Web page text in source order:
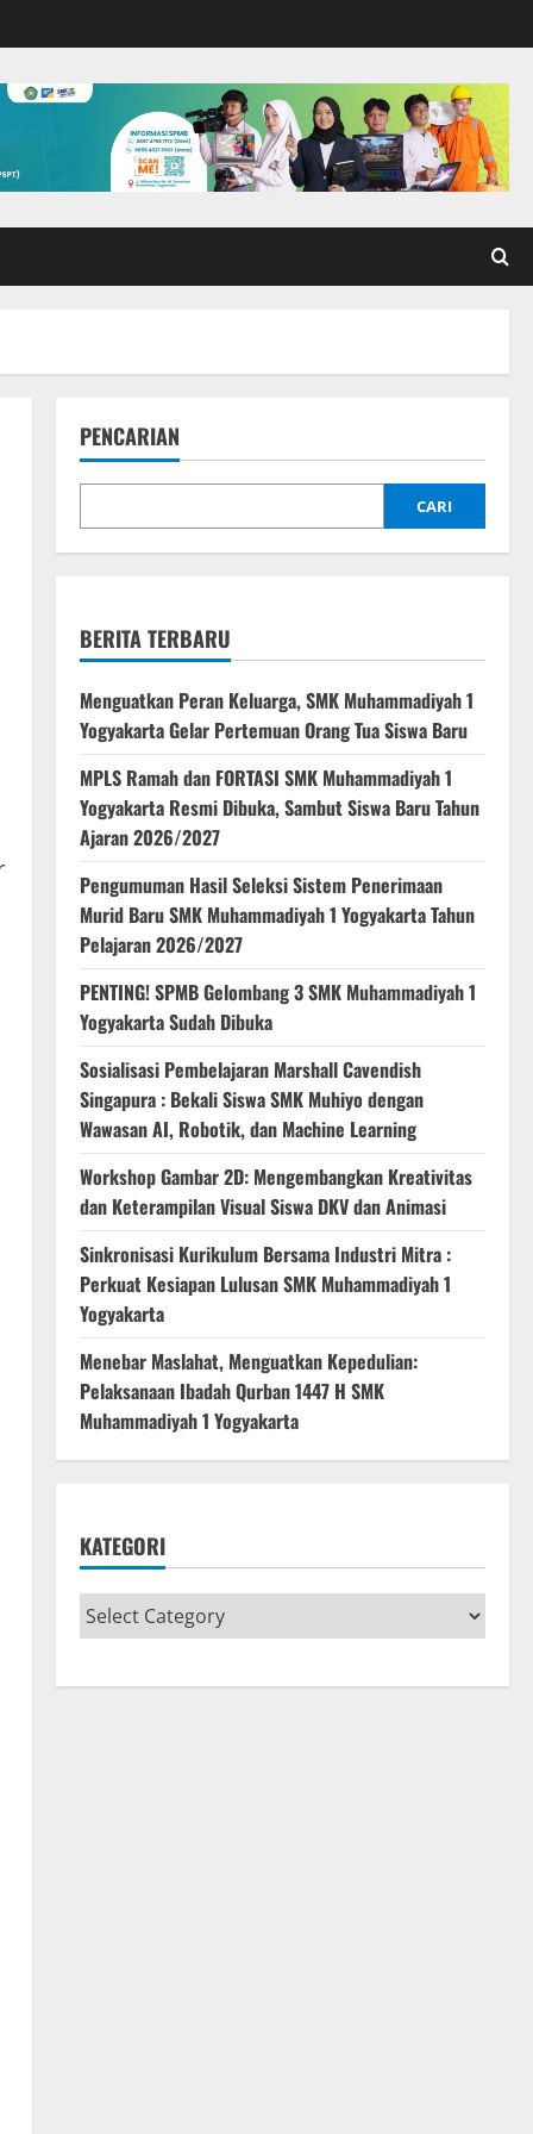
PENCARIAN
CARI
BERITA TERBARU
Menguatkan Peran Keluarga, SMK Muhammadiyah 1
Yogyakarta Gelar Pertemuan Orang Tua Siswa Baru
MPLS Ramah dan FORTASI SMK Muhammadiyah 1
Yogyakarta Resmi Dibuka, Sambut Siswa Baru Tahun
Ajaran 2026/2027
Pengumuman Hasil Seleksi Sistem Penerimaan
Murid Baru SMK Muhammadiyah 1 Yogyakarta Tahun
Pelajaran 2026/2027
PENTING! SPMB Gelombang 3 SMK Muhammadiyah 1
Yogyakarta Sudah Dibuka
Sosialisasi Pembelajaran Marshall Cavendish
Singapura : Bekali Siswa SMK Muhiyo dengan
Wawasan AI, Robotik, dan Machine Learning
Workshop Gambar 2D: Mengembangkan Kreativitas
dan Keterampilan Visual Siswa DKV dan Animasi
Sinkronisasi Kurikulum Bersama Industri Mitra :
Perkuat Kesiapan Lulusan SMK Muhammadiyah 1
Yogyakarta
Menebar Maslahat, Menguatkan Kepedulian:
Pelaksanaan Ibadah Qurban 1447 H SMK
Muhammadiyah 1 Yogyakarta
KATEGORI